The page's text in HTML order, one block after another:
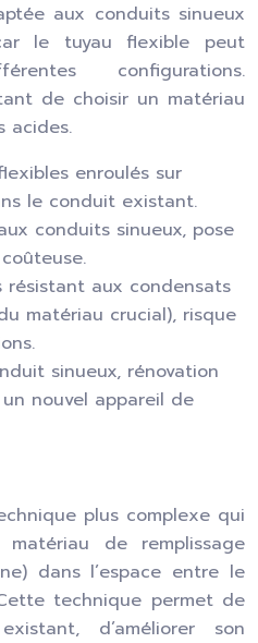
aux conduits sinueux
le tuyau flexible peut
configurations.
de choisir un matériau
acides.
enroulés sur
le conduit existant.
conduits sinueux, pose
résistant aux condensats
matériau crucial), risque
sinueux, rénovation
nouvel appareil de
plus complexe qui
de remplissage
dans l’espace entre le
technique permet de
d’améliorer son